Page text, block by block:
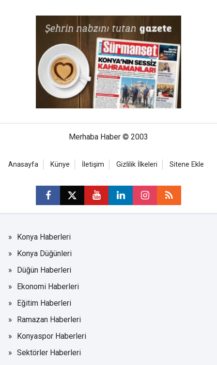
Merhaba Haber © 2003
Anasayfa Künye İletişim Gizlilik İlkeleri Sitene Ekle
Konya Haberleri
Konya Düğünleri
Düğün Haberleri
Ekonomi Haberleri
Eğitim Haberleri
Ramazan Haberleri
Konyaspor Haberleri
Sektörler Haberleri